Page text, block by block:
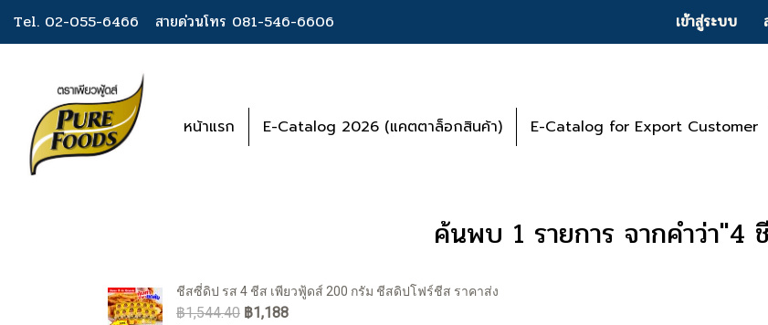
Tel. 02-055-6466 สายด่วนโทร 081-546-6606 เข้าสู่ระบบ
หน้าแรก E-Catalog 2026 (แคตตาล็อกสินค้า) E-Catalog for Export Customer
ค้นพบ 1 รายการ จากคำว่า"4
ชีสซี่ดิป รส 4 ชีส เพียวฟู้ดส์ 200 กรัม ชีสดิปโฟร์ชีส ราคาส่ง
฿1,544.40 ฿1,188